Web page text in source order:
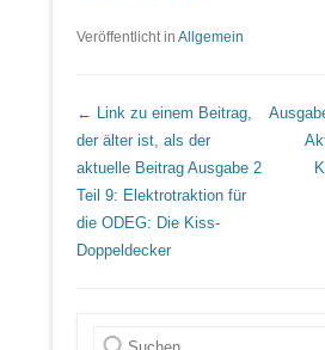
Veröffentlicht in Allgemein
Beitrags Übersicht
← Link zu einem Beitrag,
der älter ist, als der
aktuelle Beitrag Ausgabe 2
Teil 9: Elektrotraktion für
die ODEG: Die Kiss-
Doppeldecker
Suche